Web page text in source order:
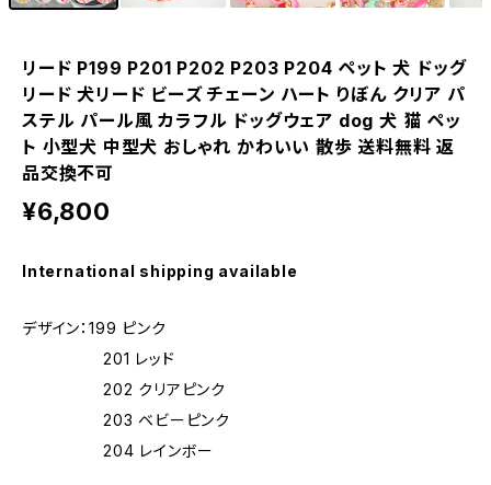
リード P199 P201 P202 P203 P204 ペット 犬 ドッグ
リード 犬リード ビーズ チェーン ハート りぼん クリア パ
ステル パール風 カラフル ドッグウェア dog 犬 猫 ペッ
ト 小型犬 中型犬 おしゃれ かわいい 散歩 送料無料 返
品交換不可
¥6,800
International shipping available
デザイン：199 ピンク
201 レッド
202 クリアピンク
203 ベビーピンク
204 レインボー